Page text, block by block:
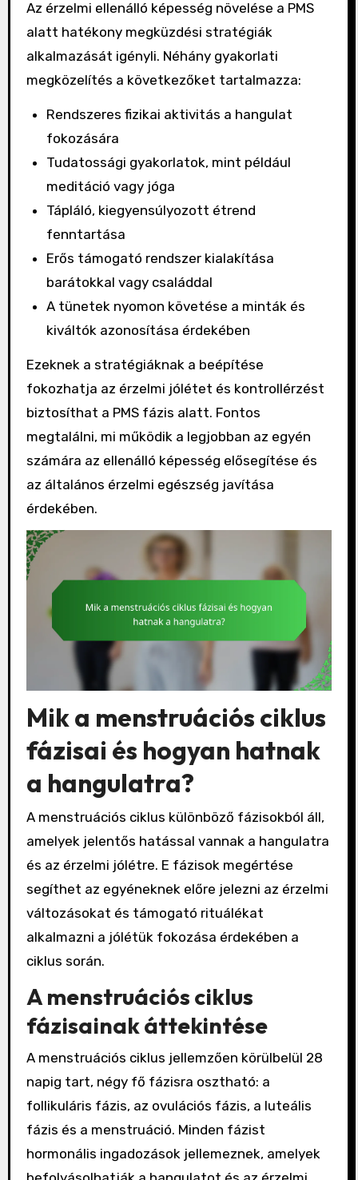
Az érzelmi ellenálló képesség növelése a PMS
alatt hatékony megküzdési stratégiák
alkalmazását igényli. Néhány gyakorlati
megközelítés a következőket tartalmazza:
Rendszeres fizikai aktivitás a hangulat
fokozására
Tudatossági gyakorlatok, mint például
meditáció vagy jóga
Tápláló, kiegyensúlyozott étrend
fenntartása
Erős támogató rendszer kialakítása
barátokkal vagy családdal
A tünetek nyomon követése a minták és
kiváltók azonosítása érdekében
Ezeknek a stratégiáknak a beépítése
fokozhatja az érzelmi jólétet és kontrollérzést
biztosíthat a PMS fázis alatt. Fontos
megtalálni, mi működik a legjobban az egyén
számára az ellenálló képesség elősegítése és
az általános érzelmi egészség javítása
érdekében.
Mik a menstruációs ciklus
fázisai és hogyan hatnak
a hangulatra?
A menstruációs ciklus különböző fázisokból áll,
amelyek jelentős hatással vannak a hangulatra
és az érzelmi jólétre. E fázisok megértése
segíthet az egyéneknek előre jelezni az érzelmi
változásokat és támogató rituálékat
alkalmazni a jólétük fokozása érdekében a
ciklus során.
A menstruációs ciklus
fázisainak áttekintése
A menstruációs ciklus jellemzően körülbelül 28
napig tart, négy fő fázisra osztható: a
follikuláris fázis, az ovulációs fázis, a luteális
fázis és a menstruáció. Minden fázist
hormonális ingadozások jellemeznek, amelyek